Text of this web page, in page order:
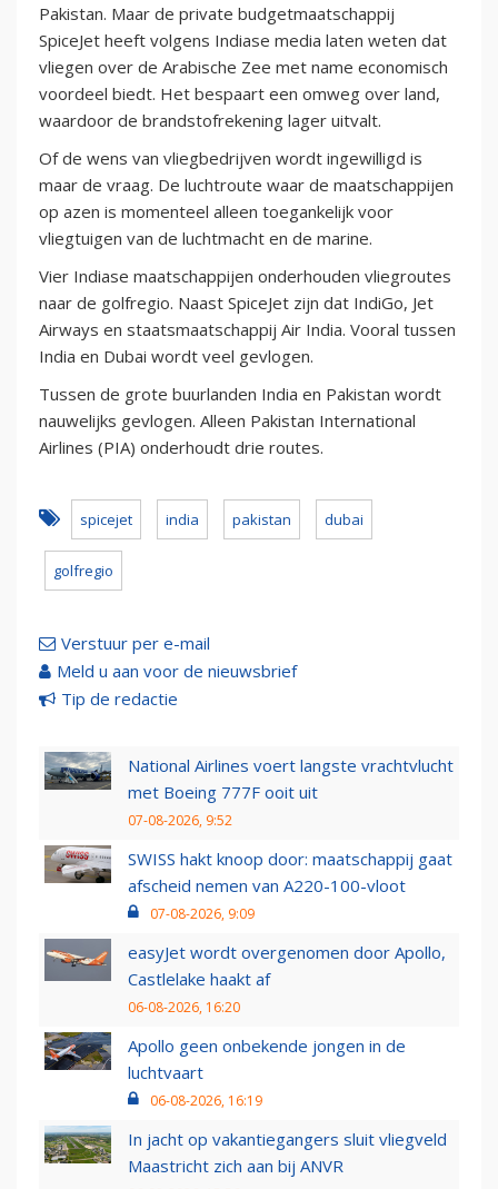
Pakistan. Maar de private budgetmaatschappij
SpiceJet heeft volgens Indiase media laten weten dat
vliegen over de Arabische Zee met name economisch
voordeel biedt. Het bespaart een omweg over land,
waardoor de brandstofrekening lager uitvalt.
Of de wens van vliegbedrijven wordt ingewilligd is
maar de vraag. De luchtroute waar de maatschappijen
op azen is momenteel alleen toegankelijk voor
vliegtuigen van de luchtmacht en de marine.
Vier Indiase maatschappijen onderhouden vliegroutes
naar de golfregio. Naast SpiceJet zijn dat IndiGo, Jet
Airways en staatsmaatschappij Air India. Vooral tussen
India en Dubai wordt veel gevlogen.
Tussen de grote buurlanden India en Pakistan wordt
nauwelijks gevlogen. Alleen Pakistan International
Airlines (PIA) onderhoudt drie routes.
spicejet india pakistan dubai
golfregio
Verstuur per e-mail
Meld u aan voor de nieuwsbrief
Tip de redactie
National Airlines voert langste vrachtvlucht
met Boeing 777F ooit uit
07-08-2026, 9:52
SWISS hakt knoop door: maatschappij gaat
afscheid nemen van A220-100-vloot
07-08-2026, 9:09
easyJet wordt overgenomen door Apollo,
Castlelake haakt af
06-08-2026, 16:20
Apollo geen onbekende jongen in de
luchtvaart
06-08-2026, 16:19
In jacht op vakantiegangers sluit vliegveld
Maastricht zich aan bij ANVR